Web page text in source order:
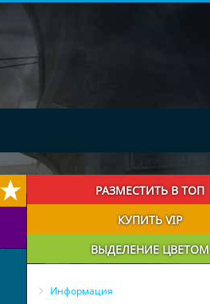
РАЗМЕСТИТЬ В ТОП
КУПИТЬ VIP
ВЫДЕЛЕНИЕ ЦВЕТОМ
Информация